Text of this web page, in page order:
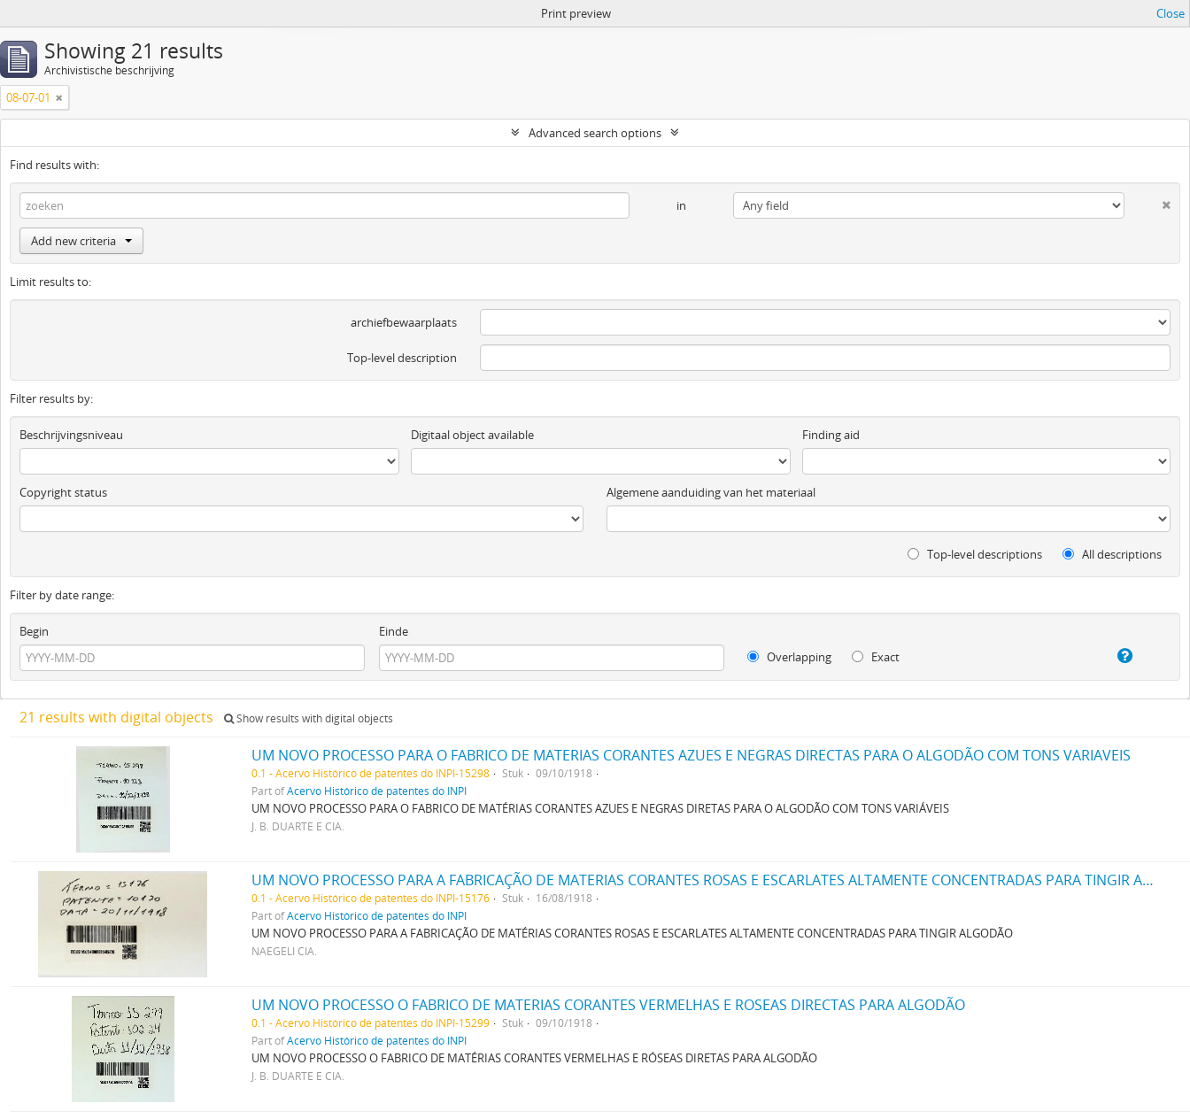
Print preview Close
Showing 21 results
Archivistische beschrijving
08-07-01
Advanced search options
Find results with:
in
Add new criteria
Limit results to:
archiefbewaarplaats
Top-level description
Filter results by:
Beschrijvingsniveau Digitaal object available Finding aid
Copyright status Algemene aanduiding van het materiaal
Top-level descriptions All descriptions
Filter by date range:
Begin
Einde
Overlapping
Exact
21 results with digital objects Show results with digital objects
UM NOVO PROCESSO PARA O FABRICO DE MATERIAS CORANTES AZUES E NEGRAS DIRECTAS PARA O ALGODÃO COM TONS VARIAVEIS
0.1 - Acervo Histórico de patentes do INPI-15298 Stuk
09/10/1918
Part ofAcervo Histórico de patentes do INPI
UM NOVO PROCESSO PARA O FABRICO DE MATÉRIAS CORANTES AZUES E NEGRAS DIRETAS PARA O ALGODÃO COM TONS VARIÁVEIS
J. B. DUARTE E CIA.
UM NOVO PROCESSO PARA A FABRICAÇÃO DE MATERIAS CORANTES ROSAS E ESCARLATES ALTAMENTE CONCENTRADAS PARA TINGIR ALGODÃO
0.1 - Acervo Histórico de patentes do INPI-15176 Stuk
16/08/1918
Part ofAcervo Histórico de patentes do INPI
UM NOVO PROCESSO PARA A FABRICAÇÃO DE MATÉRIAS CORANTES ROSAS E ESCARLATES ALTAMENTE CONCENTRADAS PARA TINGIR ALGODÃO
NAEGELI CIA.
UM NOVO PROCESSO O FABRICO DE MATERIAS CORANTES VERMELHAS E ROSEAS DIRECTAS PARA ALGODÃO
0.1 - Acervo Histórico de patentes do INPI-15299 Stuk
09/10/1918
Part ofAcervo Histórico de patentes do INPI
UM NOVO PROCESSO O FABRICO DE MATÉRIAS CORANTES VERMELHAS E RÓSEAS DIRETAS PARA ALGODÃO
J. B. DUARTE E CIA.